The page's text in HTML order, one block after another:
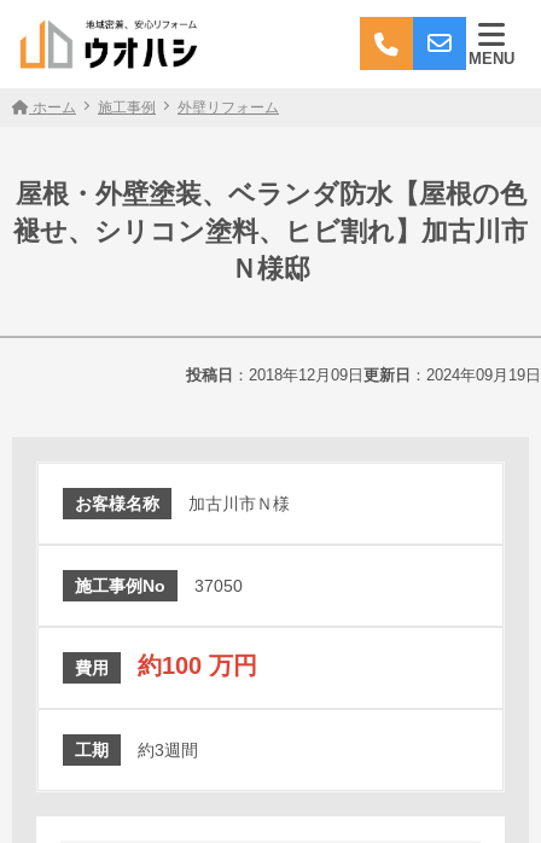
MENU
ホーム 施工事例 外壁リフォーム
屋根・外壁塗装、ベランダ防水【屋根の色
褪せ、シリコン塗料、ヒビ割れ】加古川市
Ｎ様邸
投稿日 ：2018年12月09日 更新日 ：2024年09月19日
お客様名称 加古川市Ｎ様
施工事例No 37050
費用 約100 万円
工期 約3週間